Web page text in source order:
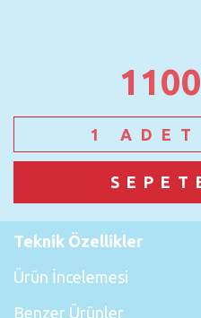
1100
Teknik Özellikler
Ürün İncelemesi
Benzer Ürünler